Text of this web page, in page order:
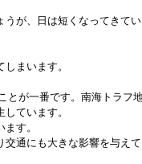
田中会計グ
５３－４７５
ままInternet Explorerから閲
が、日は短くなってきて
まいます。
とが一番です。南海トラフ
ています。
す。
通にも大きな影響を与えて